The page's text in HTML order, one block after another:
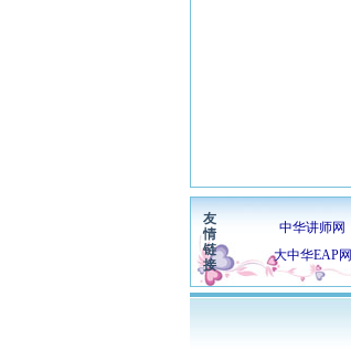
友
情
链
接
中华讲师网
大中华EAP网